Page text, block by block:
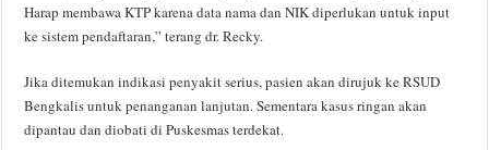
Harap membawa KTP karena data nama dan NIK diperlukan untuk input
ke sistem pendaftaran,” terang dr. Recky.
Jika ditemukan indikasi penyakit serius, pasien akan dirujuk ke RSUD
Bengkalis untuk penanganan lanjutan. Sementara kasus ringan akan
dipantau dan diobati di Puskesmas terdekat.